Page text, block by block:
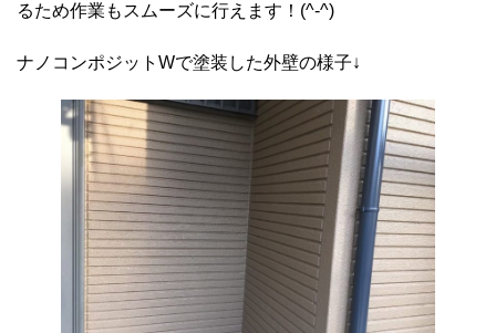
るため作業もスムーズに行えます！(^-^)
ナノコンポジットWで塗装した外壁の様子↓